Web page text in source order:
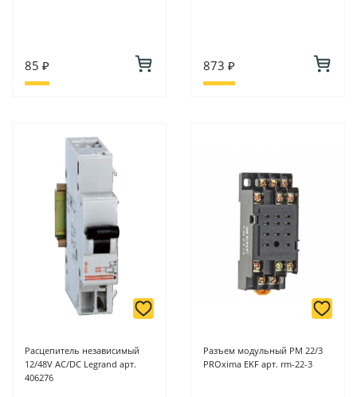
85 ₽ 873 ₽
Расцепитель независимый
12/48V AC/DC Legrand арт.
406276
Разъем модульный РМ 22/3
PROxima EKF арт. rm-22-3